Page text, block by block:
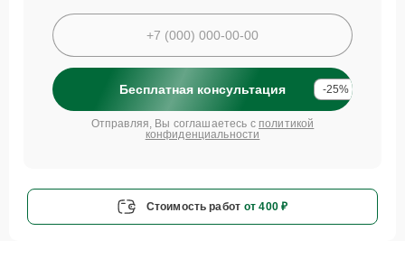
Бесплатная консультация -25%
Отправляя, Вы соглашаетесь с политикой
конфиденциальности
Стоимость работ от 400 ₽